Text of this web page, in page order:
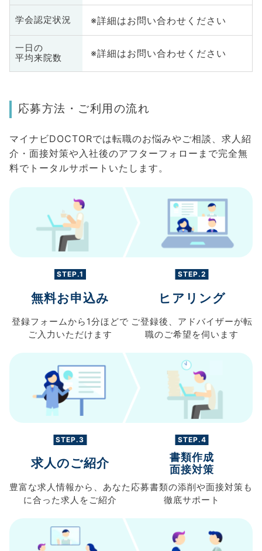
学会認定状況 ※詳細はお問い合わせください
一日の
平均来院数
※詳細はお問い合わせください
応募方法・ご利用の流れ
マイナビDOCTORでは転職のお悩みやご相談、求人紹
介・面接対策や入社後のアフターフォローまで完全無
料でトータルサポートいたします。
STEP.1
無料お申込み
登録フォームから 1分ほどで
ご入力 いただけます
STEP.2
ヒアリング
ご登録後、 アドバイザーが転
職のご希望を伺います
STEP.3
求人のご紹介
豊富な求人情報から、 あなた
に合った求人を ご紹介
STEP.4
書類作成
面接対策
応募書類の添削や面接対策も
徹底サポート